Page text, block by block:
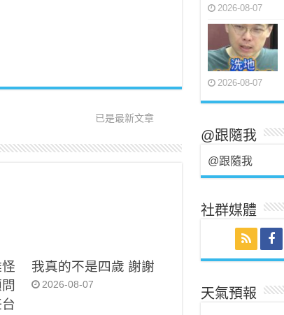
已是最新文章
我真的不是四歲 謝謝
2026-08-07
2026-08-07
2026-08-07
@跟隨我
@跟隨我
社群媒體
天氣預報